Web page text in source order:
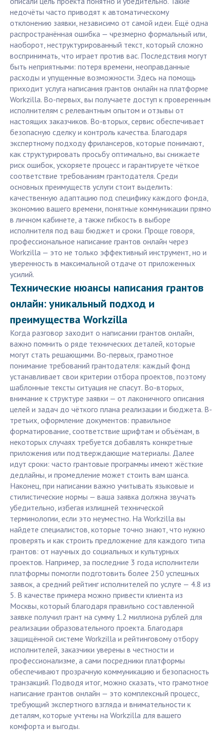
недочёты часто приводят к автоматическому
отклонению заявки, независимо от самой идеи. Ещё одна
распространённая ошибка — чрезмерно формальный или,
наоборот, неструктурированный текст, который сложно
воспринимать, что играет против вас. Последствия могут
быть неприятными: потеря времени, неоправданные
расходы и упущенные возможности. Здесь на помощь
приходит услуга написания грантов онлайн на платформе
Workzilla. Во-первых, вы получаете доступ к проверенным
исполнителям с релевантным опытом и отзывы от
настоящих заказчиков. Во-вторых, сервис обеспечивает
безопасную сделку и контроль качества. Благодаря
экспертному подходу фрилансеров, которые понимают,
как структурировать просьбу оптимально, вы снижаете
риск ошибок, ускоряете процесс и гарантируете чёткое
соответствие требованиям грантодателя. Среди
основных преимуществ услуги стоит выделить:
качественную адаптацию под специфику каждого фонда,
экономию вашего времени, понятные коммуникации прямо
в личном кабинете, а также гибкость в выборе
исполнителя под ваш бюджет и сроки. Проще говоря,
профессиональное написание грантов онлайн через
Workzilla — это не только эффективный инструмент, но и
уверенность в максимальной отдаче от приложенных
усилий.
Технические нюансы написания грантов
онлайн: уникальный подход и
преимущества Workzilla
Когда разговор заходит о написании грантов онлайн,
важно помнить о ряде технических деталей, которые
могут стать решающими. Во-первых, грамотное
понимание требований грантодателя: каждый фонд
устанавливает свои критерии отбора проектов, поэтому
шаблонные тексты ситуация не спасут. Во-вторых,
внимание к структуре заявки — от лаконичного описания
целей и задач до чёткого плана реализации и бюджета. В-
третьих, оформление документов: правильное
форматирование, соответствие шрифтам и объёмам, в
некоторых случаях требуется добавлять конкретные
приложения или подтверждающие материалы. Далее
идут сроки: часто грантовые программы имеют жёсткие
дедлайны, и промедление может стоить вам шанса.
Наконец, при написании важно учитывать языковые и
стилистические нормы — ваша заявка должна звучать
убедительно, избегая излишней технической
терминологии, если это неуместно. На Workzilla вы
найдете специалистов, которые точно знают, что нужно
проверять и как строить предложение для каждого типа
грантов: от научных до социальных и культурных
проектов. Например, за последние 3 года исполнители
платформы помогли подготовить более 250 успешных
заявок, а средний рейтинг исполнителей по услуге — 4.8 из
5. В качестве примера можно привести клиента из
Москвы, который благодаря правильно составленной
заявке получил грант на сумму 1.2 миллиона рублей для
реализации образовательного проекта. Благодаря
защищённой системе Workzilla и рейтинговому отбору
исполнителей, заказчики уверены в честности и
профессионализме, а сами посредники платформы
обеспечивают прозрачную коммуникацию и безопасность
транзакций. Подводя итог, можно сказать, что грамотное
написание грантов онлайн — это комплексный процесс,
требующий экспертного взгляда и внимательности к
деталям, которые учтены на Workzilla для вашего
комфорта и выгоды.